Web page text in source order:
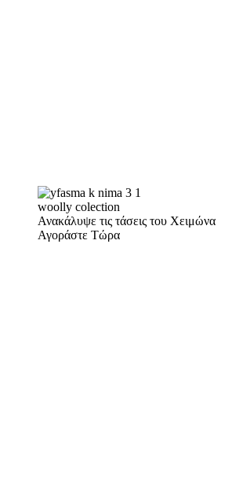
woolly colection
Ανακάλυψε τις τάσεις του Χειμώνα
Αγοράστε Τώρα